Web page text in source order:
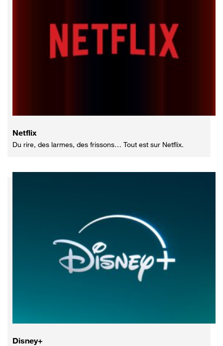
Netflix
Du rire, des larmes, des frissons… Tout est sur Netflix.
Disney+